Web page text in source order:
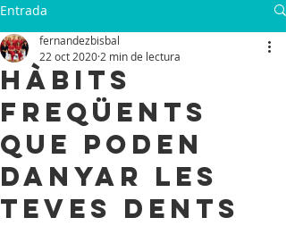
Entrada
Hàbits
freqüents
que poden
danyar les
teves dents
fernandezbisbal
22 oct 2020 2 min de lectura